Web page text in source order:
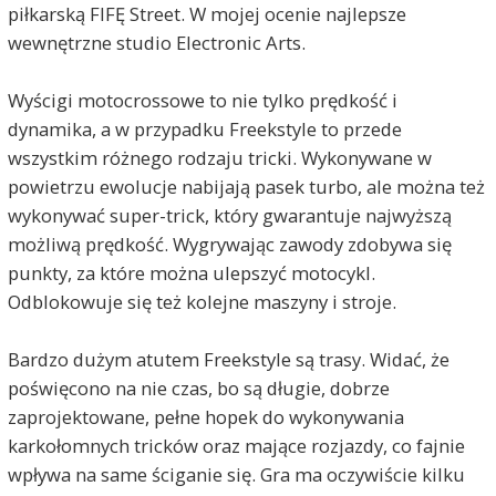
piłkarską FIFĘ Street. W mojej ocenie najlepsze
wewnętrzne studio Electronic Arts.
Wyścigi motocrossowe to nie tylko prędkość i
dynamika, a w przypadku Freekstyle to przede
wszystkim różnego rodzaju tricki. Wykonywane w
powietrzu ewolucje nabijają pasek turbo, ale można też
wykonywać super-trick, który gwarantuje najwyższą
możliwą prędkość. Wygrywając zawody zdobywa się
punkty, za które można ulepszyć motocykl.
Odblokowuje się też kolejne maszyny i stroje.
Bardzo dużym atutem Freekstyle są trasy. Widać, że
poświęcono na nie czas, bo są długie, dobrze
zaprojektowane, pełne hopek do wykonywania
karkołomnych tricków oraz mające rozjazdy, co fajnie
wpływa na same ściganie się. Gra ma oczywiście kilku